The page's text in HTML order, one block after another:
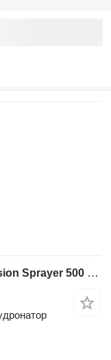
TICAB Manufacturer Bitumen Emulsion Sprayer 500 L / Bitumen Spreader